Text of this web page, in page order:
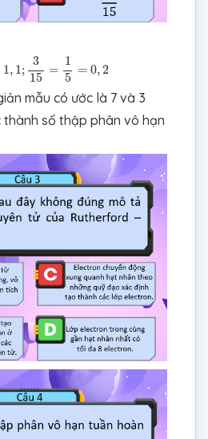
1, 1;
3
15
=
1
5
= 0,2
5=
mẫu có ước là 7 và 3
thành số thập phân vô hạn